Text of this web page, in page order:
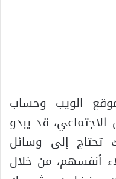
الويب وحساب
قد يبدو
تحتاج إلى وسائل
أنفسهم، من خلال